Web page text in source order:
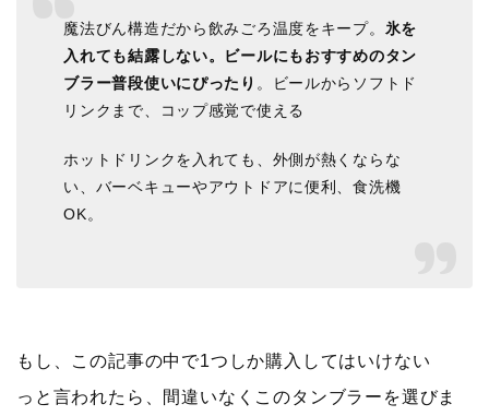
魔法びん構造だから飲みごろ温度をキープ。 氷を
入れても結露しない。ビールにもおすすめのタン
ブラー普段使いにぴったり 。ビールからソフトド
リンクまで、コップ感覚で使える
ホットドリンクを入れても、外側が熱くならな
い、バーベキューやアウトドアに便利、食洗機
OK。
もし、この記事の中で1つしか購入してはいけない
っと言われたら、間違いなくこのタンブラーを選びま